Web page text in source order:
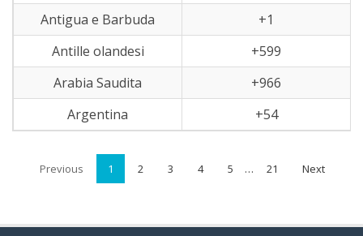
Antigua e Barbuda
+1
Antille olandesi
+599
Arabia Saudita
+966
Argentina
+54
Previous 1 2 3 4 5 … 21 Next